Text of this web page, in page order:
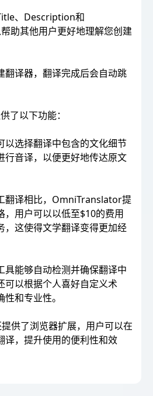
、Description和
助其他用户更好地理解您创建
翻译器，翻译完成后会自动跳
了以下功能：
以选择翻译中包含的文化细节
行音译，以便更好地传达原文
翻译相比，OmniTranslator提
，用户可以以低至$10的费用
，这使得文学翻译变得更加经
具能够自动检测并确保翻译中
可以根据个人喜好自定义术
和专业性。
供了浏览器扩展，用户可以在
译，提升使用的便利性和效